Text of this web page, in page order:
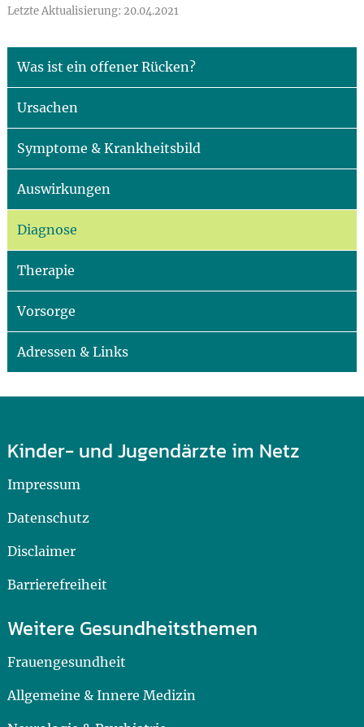
Letzte Aktualisierung: 20.04.2021
Was ist ein offener Rücken?
Ursachen
Symptome & Krankheitsbild
Auswirkungen
Diagnose
Therapie
Vorsorge
Adressen & Links
Kinder- und Jugendärzte im Netz
Impressum
Datenschutz
Disclaimer
Barrierefreiheit
Weitere Gesundheitsthemen
Frauengesundheit
Allgemeine & Innere Medizin